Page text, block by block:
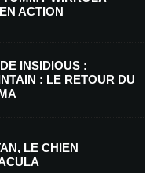
site dans le navigateur pour
par e-mail.
ACTION
INSIDIOUS :
: LE RETOUR DU
LE CHIEN